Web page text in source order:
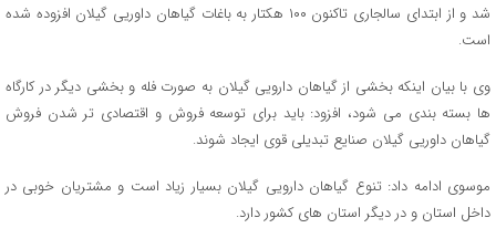
شد و از ابتدای سالجاری تاکنون ۱۰۰ هکتار به باغات گیاهان داوریی گیلان افزوده شده
است.
وی با بیان اینکه بخشی از گیاهان دارویی گیلان به صورت فله و بخشی دیگر در کارگاه
ها بسته بندی می شود، افزود: باید برای توسعه فروش و اقتصادی تر شدن فروش
گیاهان داوریی گیلان صنایع تبدیلی قوی ایجاد شوند.
موسوی ادامه داد: تنوع گیاهان دارویی گیلان بسیار زیاد است و مشتریان خوبی در
داخل استان و در دیگر استان های کشور دارد.